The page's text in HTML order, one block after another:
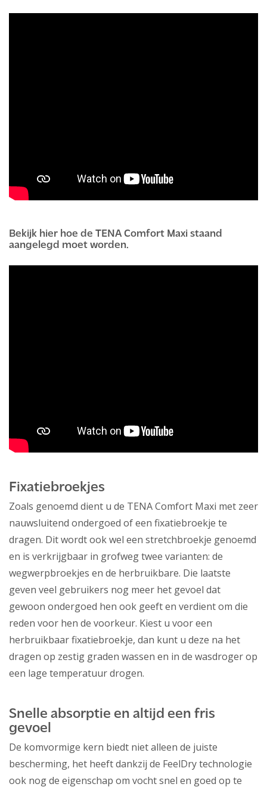
Bekijk hier hoe de TENA Comfort Maxi staand
aangelegd moet worden.
Fixatiebroekjes
Zoals genoemd dient u de TENA Comfort Maxi met zeer
nauwsluitend ondergoed of een fixatiebroekje te
dragen. Dit wordt ook wel een stretchbroekje genoemd
en is verkrijgbaar in grofweg twee varianten: de
wegwerpbroekjes en de herbruikbare. Die laatste
geven veel gebruikers nog meer het gevoel dat
gewoon ondergoed hen ook geeft en verdient om die
reden voor hen de voorkeur. Kiest u voor een
herbruikbaar fixatiebroekje, dan kunt u deze na het
dragen op zestig graden wassen en in de wasdroger op
een lage temperatuur drogen.
Snelle absorptie en altijd een fris
gevoel
De komvormige kern biedt niet alleen de juiste
bescherming, het heeft dankzij de FeelDry technologie
ook nog de eigenschap om vocht snel en goed op te